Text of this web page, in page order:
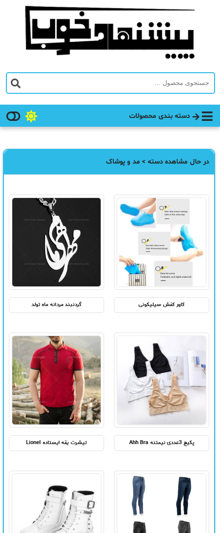
دسته بندی محصولات
در حال مشاهده دسته > مد و پوشاک
کاور کفش سیلیکونی گردنبند مردانه ماه تولد
پکیج 3عددی نیمتنه Ahh Bra تیشرت یقه ایستاده Lionel